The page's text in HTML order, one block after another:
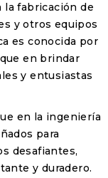
la fabricación de
y otros equipos
es conocida por
en brindar
y entusiastas
en la ingeniería
para
desafiantes,
y duradero.